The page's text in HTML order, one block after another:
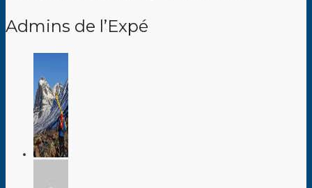
Admins de l’Expé